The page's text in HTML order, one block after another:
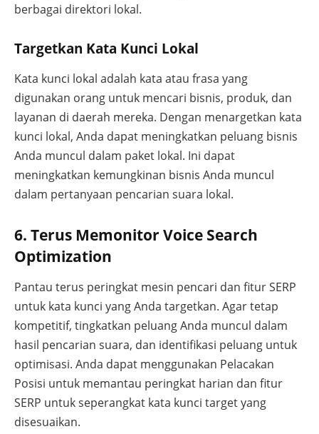
berbagai direktori lokal.
Targetkan Kata Kunci Lokal
Kata kunci lokal adalah kata atau frasa yang
digunakan orang untuk mencari bisnis, produk, dan
layanan di daerah mereka. Dengan menargetkan kata
kunci lokal, Anda dapat meningkatkan peluang bisnis
Anda muncul dalam paket lokal. Ini dapat
meningkatkan kemungkinan bisnis Anda muncul
dalam pertanyaan pencarian suara lokal.
6. Terus Memonitor Voice Search
Optimization
Pantau terus peringkat mesin pencari dan fitur SERP
untuk kata kunci yang Anda targetkan. Agar tetap
kompetitif, tingkatkan peluang Anda muncul dalam
hasil pencarian suara, dan identifikasi peluang untuk
optimisasi. Anda dapat menggunakan Pelacakan
Posisi untuk memantau peringkat harian dan fitur
SERP untuk seperangkat kata kunci target yang
disesuaikan.